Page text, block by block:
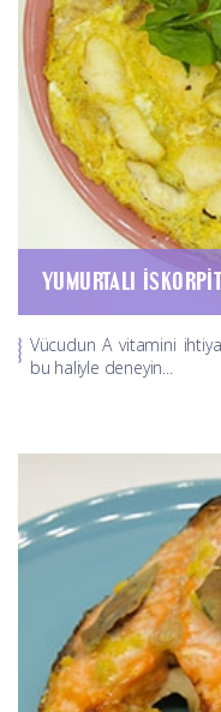
YUMURTALI İSKORPIT
Vücudun A vitamini
bu haliyle deneyin...